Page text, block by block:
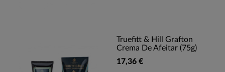
Truefitt & Hill Grafton
Crema De Afeitar (75g)
17,36 €